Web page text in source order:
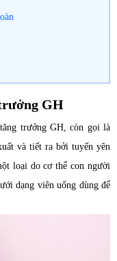
GH
trưởng GH, còn gọi là
và tiết ra bởi tuyến yên
loại do cơ thể con người
dạng viên uống dùng để